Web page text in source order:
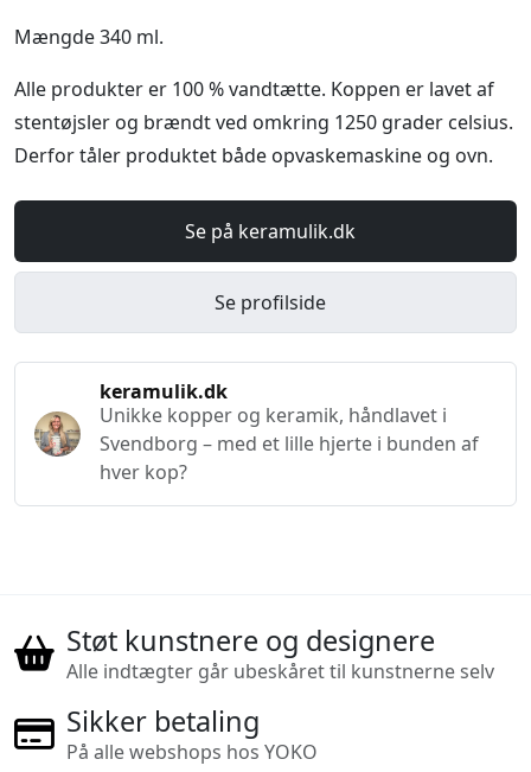
Mængde 340 ml.
Alle produkter er 100 % vandtætte. Koppen er lavet af
stentøjsler og brændt ved omkring 1250 grader celsius.
Derfor tåler produktet både opvaskemaskine og ovn.
Se på keramulik.dk
Se profilside
keramulik.dk
Unikke kopper og keramik, håndlavet i
Svendborg – med et lille hjerte i bunden af
hver kop?
Støt kunstnere og designere
Alle indtægter går ubeskåret til kunstnerne selv
Sikker betaling
På alle webshops hos YOKO